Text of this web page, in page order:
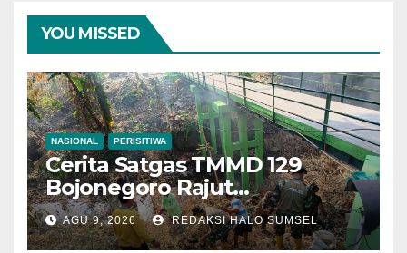
YOU MISSED
NASIONAL PERISITIWA
Cerita Satgas TMMD 129
Bojonegoro Rajut
Kebersamaan di Jembatan
Brang Etan
AGU 9, 2026 REDAKSI HALO SUMSEL